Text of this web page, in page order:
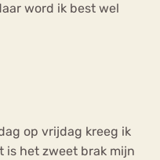
word ik best wel
op vrijdag kreeg ik
is het zweet brak mijn